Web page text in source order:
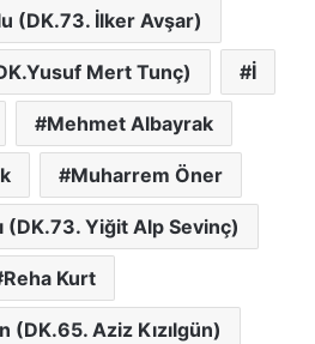
(DK.73. İlker Avşar)
Mert Tunç) İ
Mehmet Albayrak
Muharrem Öner
(DK.73. Yiğit Alp Sevinç)
Reha Kurt
(DK.65. Aziz Kızılgün)